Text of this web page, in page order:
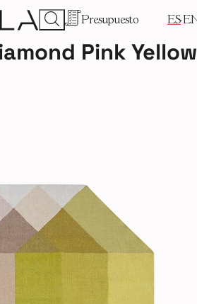
Presupuesto ES
Pink Yellow